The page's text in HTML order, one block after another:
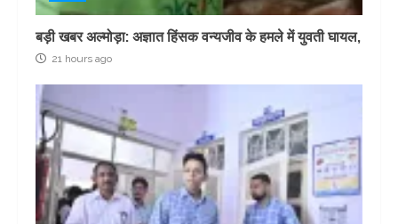
बड़ी खबर अल्मोड़ा: अज्ञात हिंसक वन्यजीव के हमले में युवती घायल,
21 hours ago